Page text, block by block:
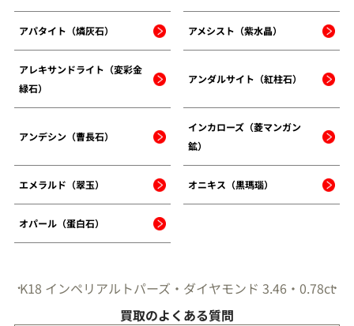
アパタイト（燐灰石） アメシスト（紫水晶）
アレキサンドライト（変彩金
緑石）
アンダルサイト（紅柱石）
アンデシン（曹長石）
インカローズ（菱マンガン
鉱）
エメラルド（翠玉） オニキス（黒瑪瑙）
オパール（蛋白石）
K18 インペリアルトパーズ・ダイヤモンド 3.46・0.78ct
買取のよくある質問